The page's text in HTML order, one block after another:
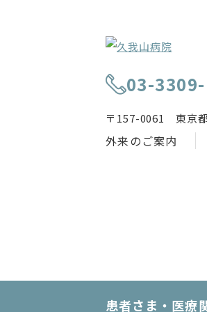
03-
〒157-0061 東京
外来のご案内
患者さま・医療